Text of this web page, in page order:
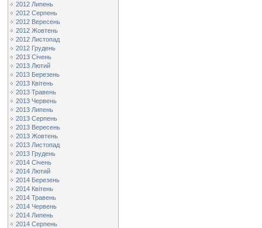
2012 Липень
2012 Серпень
2012 Вересень
2012 Жовтень
2012 Листопад
2012 Грудень
2013 Січень
2013 Лютий
2013 Березень
2013 Квітень
2013 Травень
2013 Червень
2013 Липень
2013 Серпень
2013 Вересень
2013 Жовтень
2013 Листопад
2013 Грудень
2014 Січень
2014 Лютий
2014 Березень
2014 Квітень
2014 Травень
2014 Червень
2014 Липень
2014 Серпень